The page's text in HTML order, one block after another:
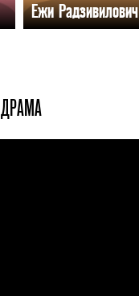
Ежи Радзивилович